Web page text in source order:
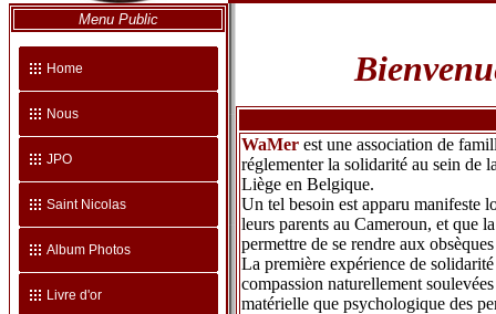
WaMer est une association de
réglementer la solidarité au sein de
Liège en Belgique.
Un tel besoin est apparu manifeste
leurs parents au Cameroun, et que
permettre de se rendre aux
La première expérience de
compassion naturellement
matérielle que psychologique des
Menu Public
Home
Nous
JPO
Saint Nicolas
Album Photos
Livre d'or